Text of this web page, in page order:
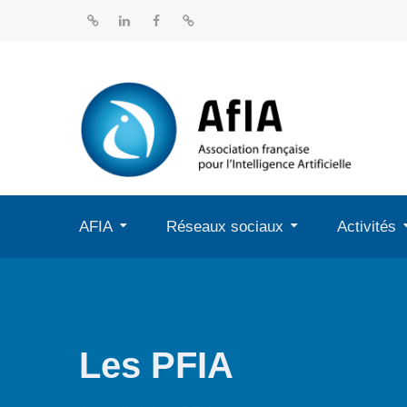
AFIA Réseaux sociaux Activités
Les PFIA